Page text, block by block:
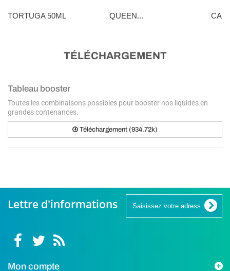
TORTUGA 50ML QUEEN...
TÉLÉCHARGEMENT
Tableau booster
Toutes les combinaisons possibles pour booster nos liquides en
grandes contenances.
Téléchargement (934.72k)
Lettre d'informations
Mon compte